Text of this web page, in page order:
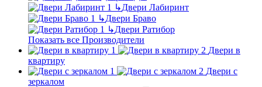
↳Двери Лабиринт
↳Двери Браво
↳Двери Ратибор
Показать все Производители
Двери в
квартиру
Двери с
зеркалом